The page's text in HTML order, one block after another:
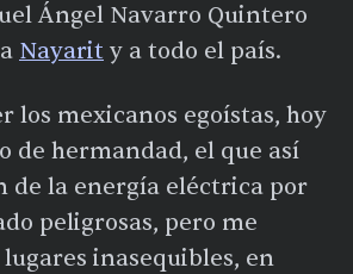
Ángel Navarro Quintero
Nayarit y a todo el país.
los mexicanos egoístas, hoy
de hermandad, el que así
de la energía eléctrica por
peligrosas, pero me
inasequibles, en